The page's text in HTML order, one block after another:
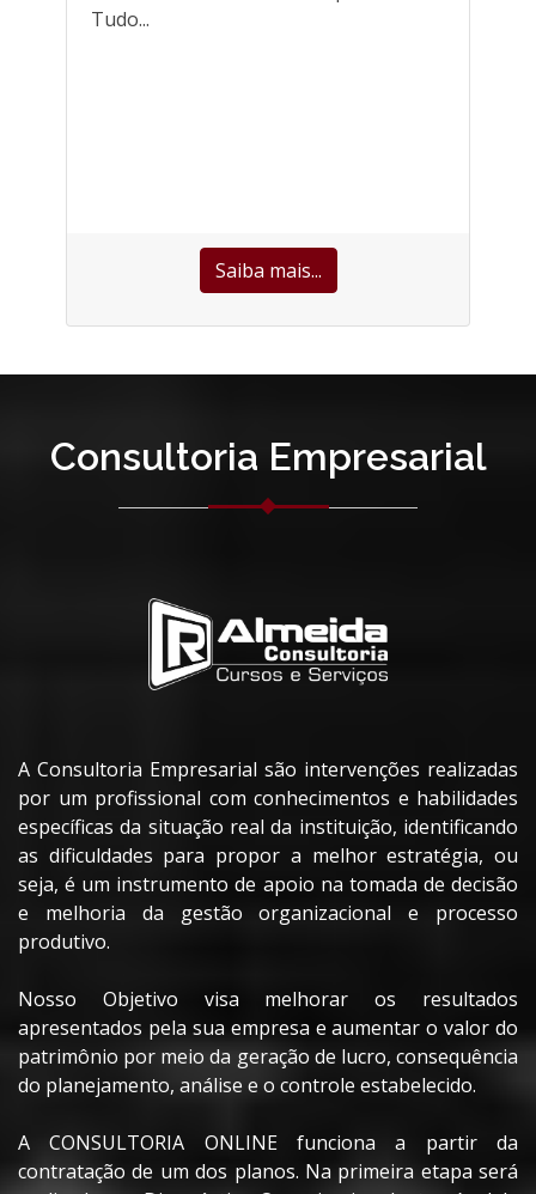
Tudo...
Saiba mais...
Consultoria Empresarial
A Consultoria Empresarial são intervenções realizadas
por um profissional com conhecimentos e habilidades
específicas da situação real da instituição, identificando
as dificuldades para propor a melhor estratégia, ou
seja, é um instrumento de apoio na tomada de decisão
e melhoria da gestão organizacional e processo
produtivo.
Nosso Objetivo visa melhorar os resultados
apresentados pela sua empresa e aumentar o valor do
patrimônio por meio da geração de lucro, consequência
do planejamento, análise e o controle estabelecido.
A CONSULTORIA ONLINE funciona a partir da
contratação de um dos planos. Na primeira etapa será